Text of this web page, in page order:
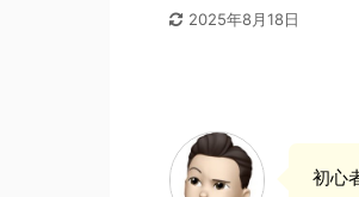
2025年8月18日
初心